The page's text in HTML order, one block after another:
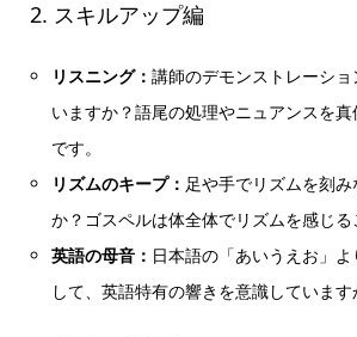
2. スキルアップ編
リスニング：講師のデモンストレーシ
いますか？語尾の処理やニュアンスを
です。
リズムのキープ： 足や手でリズムを刻
か？ゴスペルは体全体でリズムを感じる
英語の母音： 日本語の「あいうえお」
して、英語特有の響きを意識しています